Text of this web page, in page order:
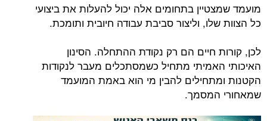
מועמד שמצטיין בתחומים אלה יכול להעלות את ביצועי
כל הצוות שלו, וליצור סביבת עבודה חיובית ותומכת.
לכן, קורות חיים הם רק נקודת ההתחלה. הסינון
האיכותי האמיתי מתחיל כשמסתכלים מעבר לנקודות
הקטנות ומתחילים להבין מי הוא באמת המועמד
שמאחורי המסמך.